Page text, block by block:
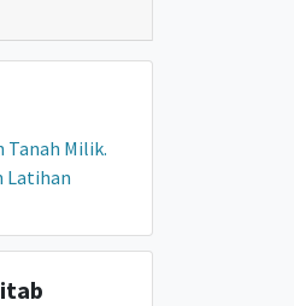
Tanah Milik.
Latihan